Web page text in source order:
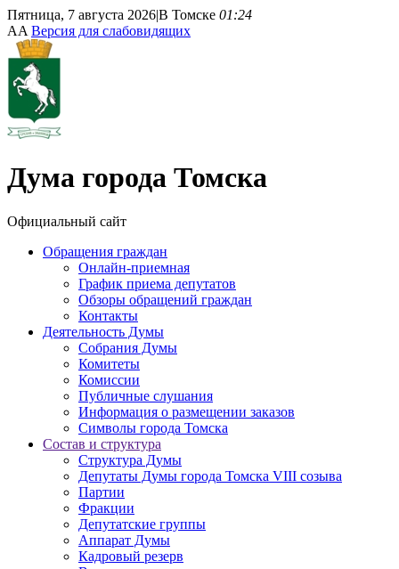
Пятница, 7 августа 2026|В Томске 01:24
AA Версия для слабовидящих
Дума города Томска
Официальный сайт
Обращения граждан
Онлайн-приемная
График приема депутатов
Обзоры обращений граждан
Контакты
Деятельность Думы
Собрания Думы
Комитеты
Комиссии
Публичные слушания
Информация о размещении заказов
Символы города Томска
Состав и структура
Структура Думы
Депутаты Думы города Томска VIII созыва
Партии
Фракции
Депутатские группы
Аппарат Думы
Кадровый резерв